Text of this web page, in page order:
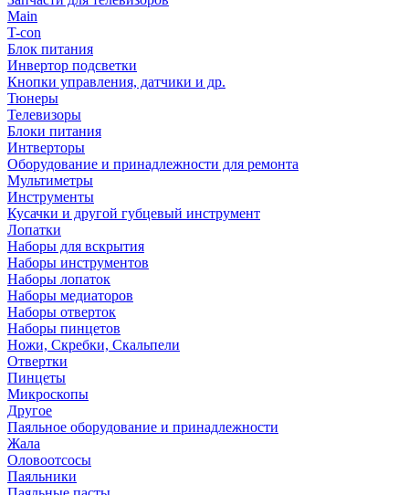
Main
T-con
Блок питания
Инвертор подсветки
Кнопки управления, датчики и др.
Тюнеры
Телевизоры
Блоки питания
Интверторы
Оборудование и принадлежности для ремонта
Мультиметры
Инструменты
Кусачки и другой губцевый инструмент
Лопатки
Наборы для вскрытия
Наборы инструментов
Наборы лопаток
Наборы медиаторов
Наборы отверток
Наборы пинцетов
Ножи, Скребки, Скальпели
Отвертки
Пинцеты
Микроскопы
Другое
Паяльное оборудование и принадлежности
Жала
Оловоотсосы
Паяльники